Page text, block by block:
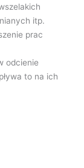
itp.
prac
odcienie
to na ich